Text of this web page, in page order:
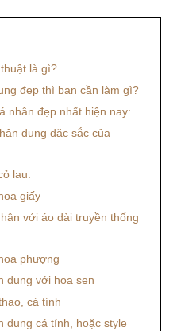
là gì?
đẹp thì bạn cần làm gì?
nhân đẹp nhất hiện nay:
dung đặc sắc của
lau:
giấy
với áo dài truyền thống
phượng
dung với hoa sen
cá tính
dung cá tính, hoặc style